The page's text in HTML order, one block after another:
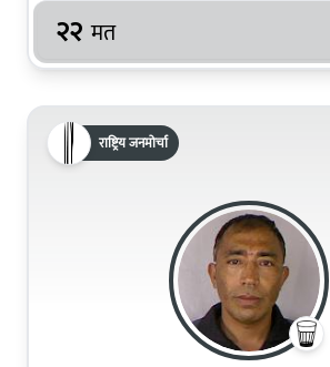
२२ मत
राष्ट्रिय जनमोर्चा